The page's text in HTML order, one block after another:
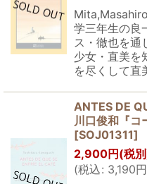
学三年生の良
ス・徹也を通
少女・直美を
を尽くして直
ANTES DE
川口俊和『コ
[SOJ01311]
2,900円 (税
(税込: 3,190円